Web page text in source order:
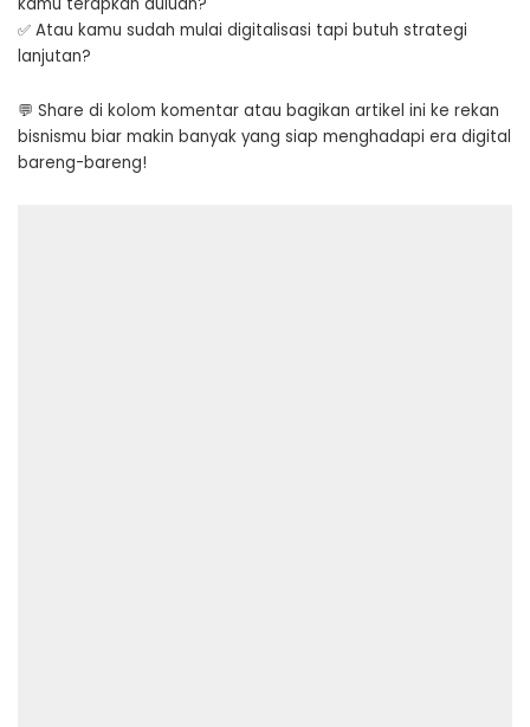
kamu terapkan duluan?
✅ Atau kamu sudah mulai digitalisasi tapi butuh strategi
lanjutan?
💬 Share di kolom komentar atau bagikan artikel ini ke rekan
bisnismu biar makin banyak yang siap menghadapi era digital
bareng-bareng!